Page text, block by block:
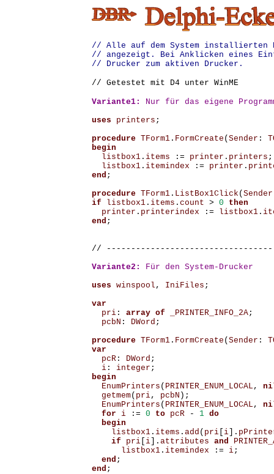
// Alle auf dem System installierten
// angezeigt. Bei Anklicken eines
// Drucker zum aktiven Drucker.
// Getestet mit D4 unter WinME
Variante1:
Nur für das eigene
uses
printers ;
procedure TForm1. FormCreate ( Sender :
begin
listbox1. items := printer . printers ;
listbox1. itemindex := printer .
end ;
procedure TForm1. ListBox1Click ( Sender
if
listbox1. items . count > 0
then
printer . printerindex := listbox1.
end ;
//
Variante2:
Für den System-
uses winspool , IniFiles ;
var
pri: array of _PRINTER_INFO_2A;
pcbN : DWord ;
procedure TForm1. FormCreate ( Sender :
var
pcR: DWord ;
i: integer ;
begin
EnumPrinters ( PRINTER_ENUM_LOCAL ,
getmem( pri, pcbN );
EnumPrinters ( PRINTER_ENUM_LOCAL ,
for
i := 0 to pcR - 1 do
begin
listbox1. items . add ( pri[ i].
if
pri[ i]. attributes and
listbox1. itemindex := i;
end ;
end ;